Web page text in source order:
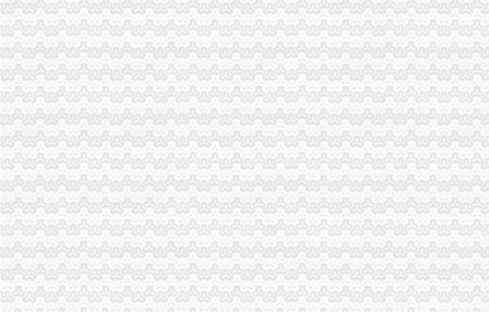
重庆一般纳税人申请：路源咨询—专业代办安全生产许可证-重庆爱问
一般纳税人信息查询
一般纳税人查询
怎么查询公司是不是一般纳税人_百度经验
一般纳税人查询
一般纳税人查询
一般纳税人查询
一般纳税人查询。。
纳税人识别号查询_企业税号查询_一般纳税人查询
江苏省国家税务局门户网站一般纳税人查询
一般纳税人查询
河南一般纳税人资格查询入口_河南会计网
浙江一般纳税人资格查询
山东省一般纳税人资格查询